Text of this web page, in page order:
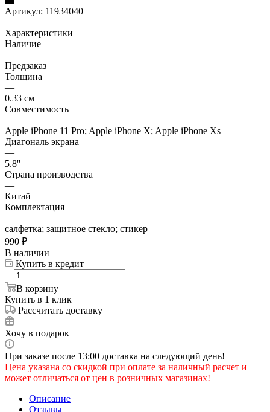
Артикул: 11934040
Характеристики
Наличие
—
Предзаказ
Толщина
—
0.33 см
Совместимость
—
Apple iPhone 11 Pro; Apple iPhone X; Apple iPhone Xs
Диагональ экрана
—
5.8''
Страна производства
—
Китай
Комплектация
—
салфетка; защитное стекло; стикер
990 ₽
В наличии
Купить в кредит
В корзину
Купить в 1 клик
Рассчитать доставку
Хочу в подарок
При заказе после 13:00 доставка на следующий день!
Цена указана со скидкой при оплате за наличный расчет и
может отличаться от цен в розничных магазинах!
Описание
Отзывы